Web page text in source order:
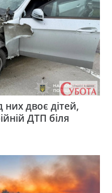
двоє дітей,
ДТП біля